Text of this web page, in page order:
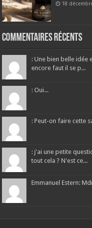
18
Commentaires récents
: Une bien belle idée
encore faut il se p...
: Oui...
: Peut-on faire cette
: j'ai une petite
tout cela ? N'est ce...
Emmanuel Estern: